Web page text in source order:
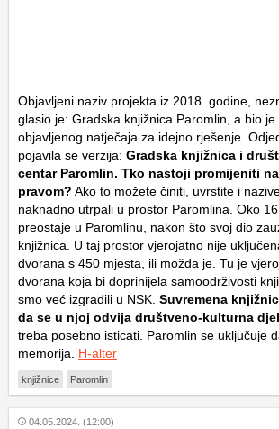
Objavljeni naziv projekta iz 2018. godine,
glasio je: Gradska knjižnica Paromlin, a bio
objavljenog natječaja za idejno rješenje.
pojavila se verzija: Gradska knjižnica i
centar Paromlin. Tko nastoji promijeniti
pravom? Ako to možete činiti, uvrstite i
naknadno utrpali u prostor Paromlina. Oko
preostaje u Paromlinu, nakon što svoj dio
knjižnica. U taj prostor vjerojatno nije
dvorana s 450 mjesta, ili možda je. Tu je
dvorana koja bi doprinijela samoodrživosti
smo već izgradili u NSK. Suvremena
da se u njoj odvija društveno-kulturna
treba posebno isticati. Paromlin se uključuje
memorija. H-alter
knjižnice Paromlin
04.05.2024. (12:00)